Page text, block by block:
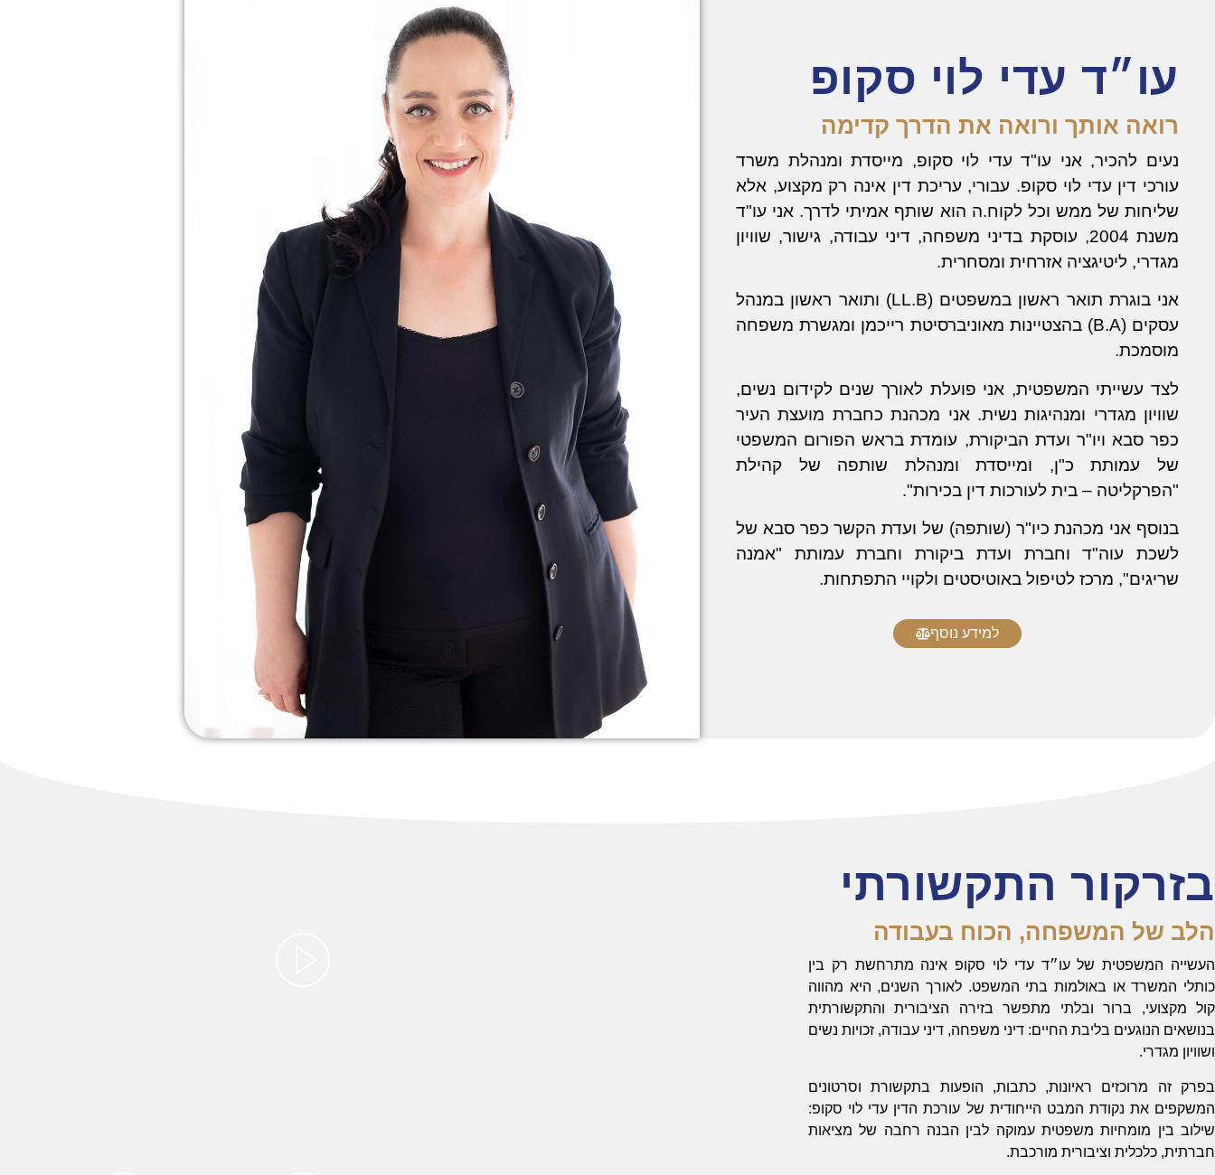
עו״ד עדי לוי סקופ
רואה אותך ורואה את הדרך קדימה
נעים להכיר, אני עו"ד עדי לוי סקופ, מייסדת ומנהלת משרד
עורכי דין עדי לוי סקופ. עבורי, עריכת דין אינה רק מקצוע, אלא
שליחות של ממש וכל לקוח.ה הוא שותף אמיתי לדרך. אני עו"ד
משנת 2004, עוסקת בדיני משפחה, דיני עבודה, גישור, שוויון
מגדרי, ליטיגציה אזרחית ומסחרית.
אני בוגרת תואר ראשון במשפטים (LL.B) ותואר ראשון במנהל
עסקים (B.A) בהצטיינות מאוניברסיטת רייכמן ומגשרת משפחה
מוסמכת.
לצד עשייתי המשפטית, אני פועלת לאורך שנים לקידום נשים,
שוויון מגדרי ומנהיגות נשית. אני מכהנת כחברת מועצת העיר
כפר סבא ויו"ר ועדת הביקורת, עומדת בראש הפורום המשפטי
של עמותת כ"ן, ומייסדת ומנהלת שותפה של קהילת
"הפרקליטה – בית לעורכות דין בכירות".
בנוסף אני מכהנת כיו"ר (שותפה) של ועדת הקשר כפר סבא של
לשכת עוה"ד וחברת ועדת ביקורת וחברת עמותת "אמנה
שריגים", מרכז לטיפול באוטיסטים ולקויי התפתחות.
למידע נוסף
בזרקור התקשורתי
הלב של המשפחה, הכוח בעבודה
העשייה המשפטית של עו״ד עדי לוי סקופ אינה מתרחשת רק בין
כותלי המשרד או באולמות בתי המשפט. לאורך השנים, היא מהווה
קול מקצועי, ברור ובלתי מתפשר בזירה הציבורית והתקשורתית
בנושאים הנוגעים בליבת החיים: דיני משפחה, דיני עבודה, זכויות נשים
ושוויון מגדרי.
בפרק זה מרוכזים ראיונות, כתבות, הופעות בתקשורת וסרטונים
המשקפים את נקודת המבט הייחודית של עורכת הדין עדי לוי סקופ:
שילוב בין מומחיות משפטית עמוקה לבין הבנה רחבה של מציאות
חברתית, כלכלית וציבורית מורכבת.